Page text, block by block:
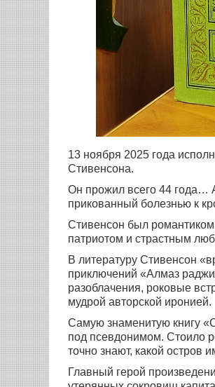
13 ноября 2025 года
Стивенсона.
Он прожил всего 44 года…
прикованный болезнью к
Стивенсон был
патриотом и страстным
В литературу Стивенсон
приключений «Алмаз
разоблачения, роковые
мудрой авторской иронией.
Самую знаменитую книгу
под псевдонимом. Стоило
точно знают, какой остров
Главный герой